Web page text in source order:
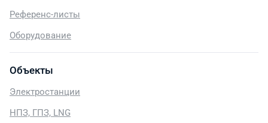
Референс-листы
Оборудование
Объекты
Электростанции
НПЗ, ГПЗ, LNG